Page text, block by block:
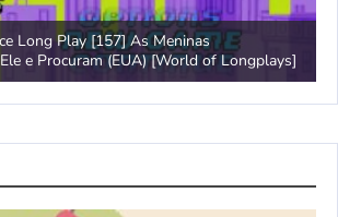
Long Play [157] As Meninas
e Procuram (EUA) [World of Longplays]